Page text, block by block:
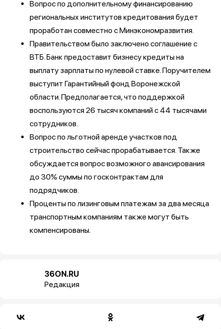
Вопрос по дополнительному финансированию
региональных институтов кредитования будет
проработан совместно с Минэкономразвития.
Правительством было заключено соглашение с
ВТБ. Банк предоставит бизнесу кредиты на
выплату зарплаты по нулевой ставке. Поручителем
выступит Гарантийный фонд Воронежской
области. Предполагается, что поддержкой
воспользуются 26 тысяч компаний с 44 тысячами
сотрудников.
Вопрос по льготной аренде участков под
строительство сейчас прорабатывается. Также
обсуждается вопрос возможного авансирования
до 30% суммы по госконтрактам для
подрядчиков.
Проценты по лизинговым платежам за два месяца
транспортным компаниям также могут быть
компенсированы.
36ON.RU
Редакция